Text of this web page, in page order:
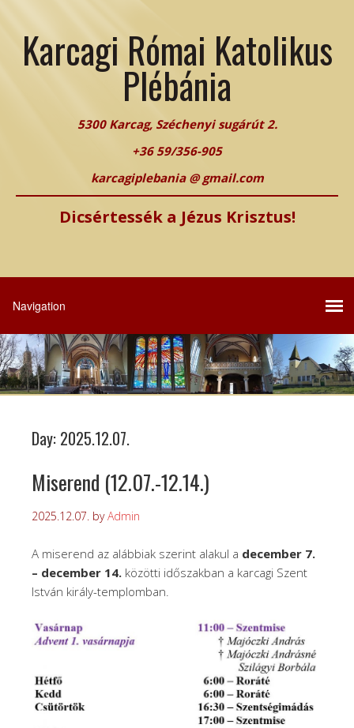
Karcagi Római Katolikus
Plébánia
5300 Karcag, Széchenyi sugárút 2.
+36 59/356-905
karcagiplebania @ gmail.com
Dicsértessék a Jézus Krisztus!
Day: 2025.12.07.
Miserend (12.07.-12.14.)
2025.12.07. byAdmin
A miserend az alábbiak szerint alakul a december 7.
– december 14. közötti időszakban a karcagi Szent
István király-templomban.